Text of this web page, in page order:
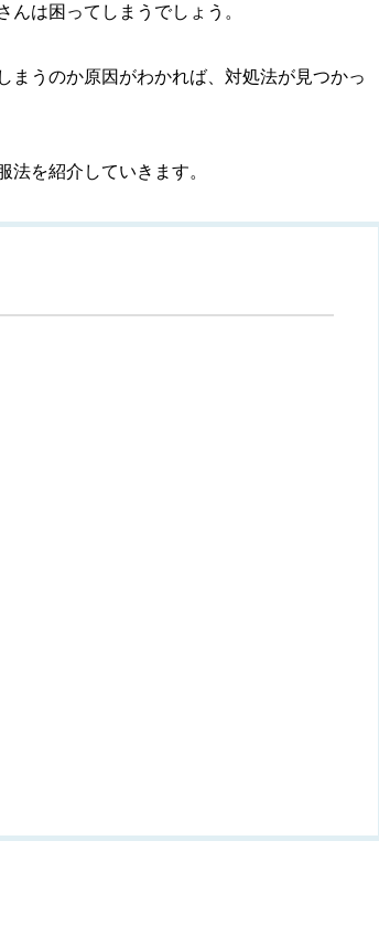
は困ってしまうでしょう。
まうのか原因がわかれば、対処法が見つかっ
法を紹介していきます。